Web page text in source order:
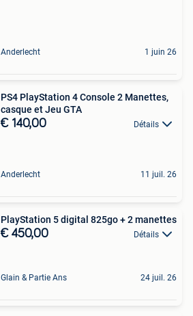
Anderlecht 1 juin 26
PS4 PlayStation 4 Console 2 Manettes,
casque et Jeu GTA
€ 140,00 Détails
Anderlecht 11 juil. 26
PlayStation 5 digital 825go + 2 manettes
€ 450,00 Détails
Glain & Partie Ans 24 juil. 26